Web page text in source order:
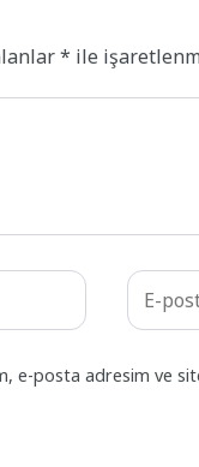
* ile
e-posta adresim ve